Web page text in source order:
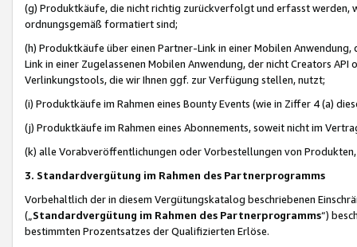
(g) Produktkäufe, die nicht richtig zurückverfolgt und erfasst werden,
ordnungsgemäß formatiert sind;
(h) Produktkäufe über einen Partner-Link in einer Mobilen
Link in einer Zugelassenen Mobilen Anwendung, der nicht Creators
Verlinkungstools, die wir Ihnen ggf. zur Verfügung stellen, nutzt;
(i) Produktkäufe im Rahmen eines Bounty Events (wie in Ziffer 4 (a)
(j) Produktkäufe im Rahmen eines Abonnements, soweit nicht im
(k) alle Vorabveröffentlichungen oder Vorbestellungen von
3. Standardvergütung im Rahmen des Partnerprogramms
Vorbehaltlich der in diesem Vergütungskatalog beschriebenen
(„ Standardvergütung im Rahmen des Partnerprogramms“)
bestimmten Prozentsatzes der Qualifizierten Erlöse.